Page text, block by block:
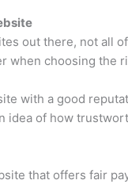
out there, not all
when choosing the
with a good
idea of how
that offers fair